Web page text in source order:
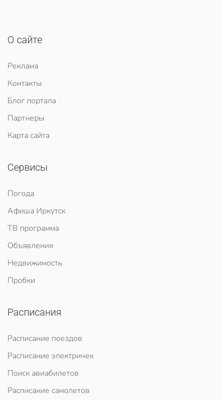
О сайте
Реклама
Контакты
Блог портала
Партнеры
Карта сайта
Сервисы
Погода
Афиша Иркутск
ТВ программа
Объявления
Недвижимость
Пробки
Расписания
Расписание поездов
Расписание электричек
Поиск авиабилетов
Расписание самолетов